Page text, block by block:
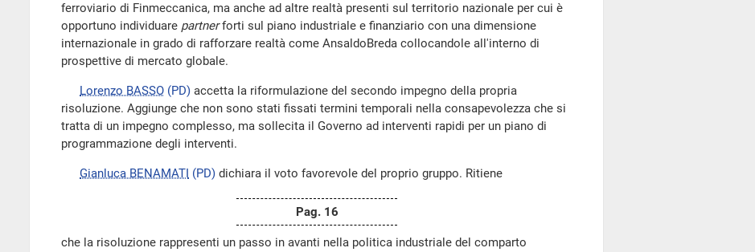
ferroviario di Finmeccanica, ma anche ad altre realtà presenti sul territorio nazionale per cui è
opportuno individuare partnerforti sul piano industriale e finanziario con una dimensione
internazionale in grado di rafforzare realtà come AnsaldoBreda collocandole all'interno di
prospettive di mercato globale.
Lorenzo BASSO (PD) accetta la riformulazione del secondo impegno della propria
risoluzione. Aggiunge che non sono stati fissati termini temporali nella consapevolezza che si
tratta di un impegno complesso, ma sollecita il Governo ad interventi rapidi per un piano di
programmazione degli interventi.
Gianluca BENAMATI (PD) dichiara il voto favorevole del proprio gruppo. Ritiene
Pag. 16
che la risoluzione rappresenti un passo in avanti nella politica industriale del comparto